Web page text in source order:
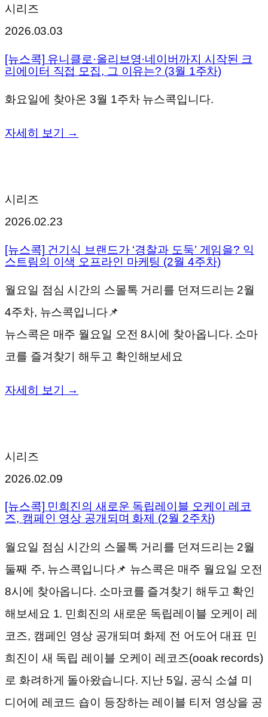
시리즈
2026.03.03
[뉴스콕] 유니클로·올리브영·네이버까지 시작된 크
리에이터 직접 모집, 그 이유는? (3월 1주차)
화요일에 찾아온 3월 1주차 뉴스콕입니다.
자세히 보기 →
시리즈
2026.02.23
[뉴스콕] 건기식 브랜드가 ‘경찰과 도둑’ 게임을? 익
스트림의 이색 오프라인 마케팅 (2월 4주차)
월요일 점심 시간의 스몰톡 거리를 던져드리는 2월
4주차, 뉴스콕입니다📌
뉴스콕은 매주 월요일 오전 8시에 찾아옵니다. 소마
코를 즐겨찾기 해두고 확인해보세요
자세히 보기 →
시리즈
2026.02.09
[뉴스콕] 민희진의 새로운 독립레이블 오케이 레코
즈, 캠페인 영상 공개되며 화제 (2월 2주차)
월요일 점심 시간의 스몰톡 거리를 던져드리는 2월
둘째 주, 뉴스콕입니다📌 뉴스콕은 매주 월요일 오전
8시에 찾아옵니다. 소마코를 즐겨찾기 해두고 확인
해보세요 1. 민희진의 새로운 독립레이블 오케이 레
코즈, 캠페인 영상 공개되며 화제 전 어도어 대표 민
희진이 새 독립 레이블 오케이 레코즈(ooak records)
로 화려하게 돌아왔습니다. 지난 5일, 공식 소셜 미
디어에 레코드 숍이 등장하는 레이블 티저 영상을 공